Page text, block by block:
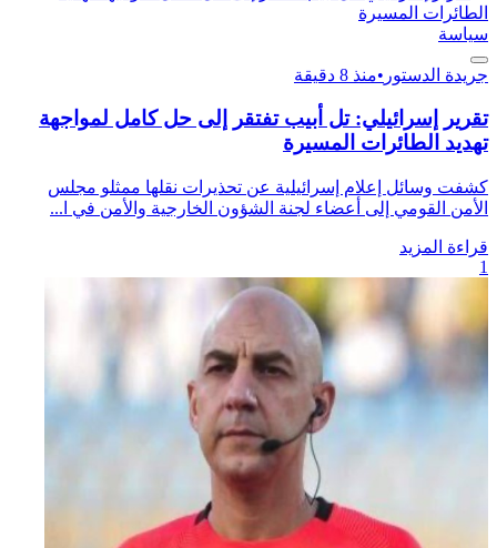
سياسة
جريدة الدستور •منذ 8 دقيقة
تقرير إسرائيلي: تل أبيب تفتقر إلى حل كامل لمواجهة
تهديد الطائرات المسيرة
كشفت وسائل إعلام إسرائيلية عن تحذيرات نقلها ممثلو مجلس
الأمن القومي إلى أعضاء لجنة الشؤون الخارجية والأمن في ا...
قراءة المزيد
1